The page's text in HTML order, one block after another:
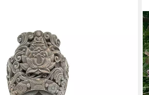
Feng Shui Deko Buddha Statue
Kopf (44cm groß), Fensterbankdeko
€
bei dir